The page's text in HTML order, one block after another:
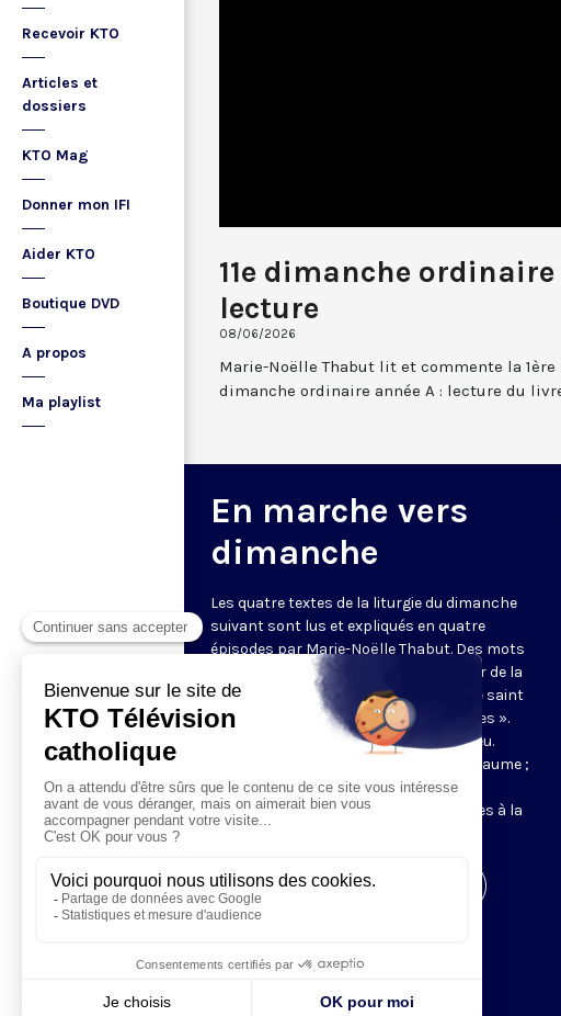
Recevoir KTO
Articles et
dossiers
KTO Mag
Donner mon IFI
Aider KTO
Boutique DVD
A propos
Ma playlist
11e dimanche ordinaire
lecture
08/06/2026
Marie-Noëlle Thabut lit et commente la 1ère
dimanche ordinaire année A : lecture du livre
En marche vers
dimanche
Les quatre textes de la liturgie du dimanche
suivant sont lus et expliqués en quatre
épisodes par Marie-Noëlle Thabut. Des mots
simples et lumineux pour aller au cœur de la
Révélation biblique, entrer dans ce que saint
Luc appelle « l’intelligence des Écritures ».
Chaque jour, vivez avec la Parole de Dieu.
Lundi, la première lecture ; mardi, le psaume ;
mercredi, la deuxième lecture ; jeudi,
l’Évangile ; vendredi, les quatre épisodes à la
Visiter la page de l'émission